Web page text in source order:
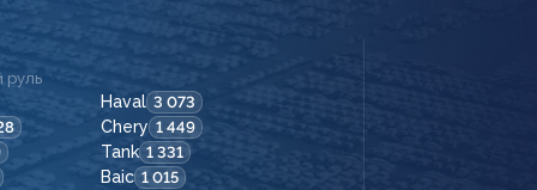
руль
Haval 3 073
Chery 1 449
Tank 1 331
Baic 1 015